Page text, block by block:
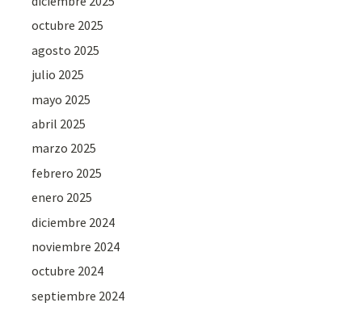
octubre 2025
agosto 2025
julio 2025
mayo 2025
abril 2025
marzo 2025
febrero 2025
enero 2025
diciembre 2024
noviembre 2024
octubre 2024
septiembre 2024